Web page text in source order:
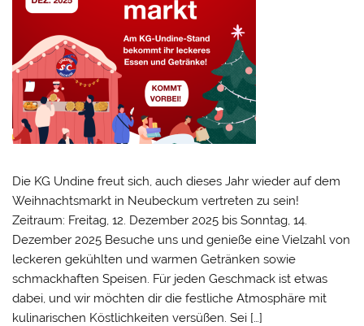
Die KG Undine freut sich, auch dieses Jahr wieder auf dem
Weihnachtsmarkt in Neubeckum vertreten zu sein!
Zeitraum: Freitag, 12. Dezember 2025 bis Sonntag, 14.
Dezember 2025 Besuche uns und genieße eine Vielzahl von
leckeren gekühlten und warmen Getränken sowie
schmackhaften Speisen. Für jeden Geschmack ist etwas
dabei, und wir möchten dir die festliche Atmosphäre mit
kulinarischen Köstlichkeiten versüßen. Sei […]